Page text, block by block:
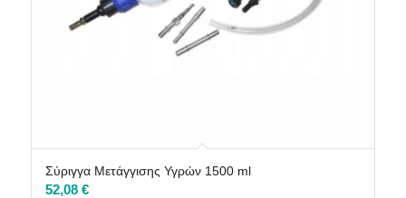
Σύριγγα Μετάγγισης Υγρών 1500 ml
52,08 €